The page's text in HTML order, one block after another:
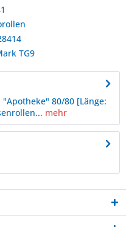
TG9
80/80 [Länge:
mehr